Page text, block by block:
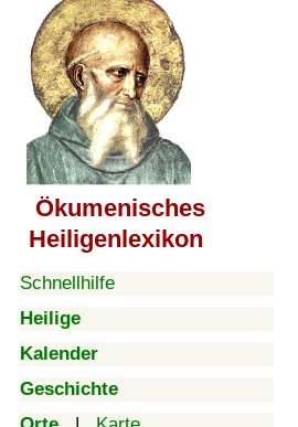
Ökumenisches
Heiligenlexikon
Schnellhilfe
Heilige
Kalender
Geschichte